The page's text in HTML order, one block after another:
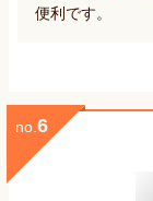
便利です。
no. 6